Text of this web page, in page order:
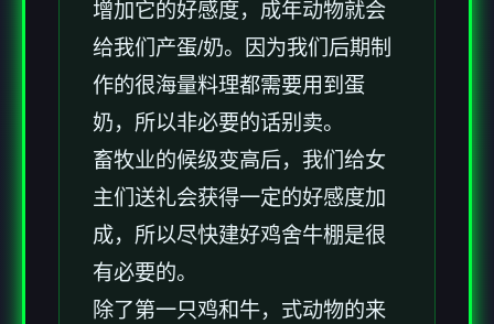
增加它的好感度，成年动物就会
给我们产蛋/奶。因为我们后期制
作的很海量料理都需要用到蛋
奶，所以非必要的话别卖。
畜牧业的候级变高后，我们给女
主们送礼会获得一定的好感度加
成，所以尽快建好鸡舍牛棚是很
有必要的。
除了第一只鸡和牛，式动物的来